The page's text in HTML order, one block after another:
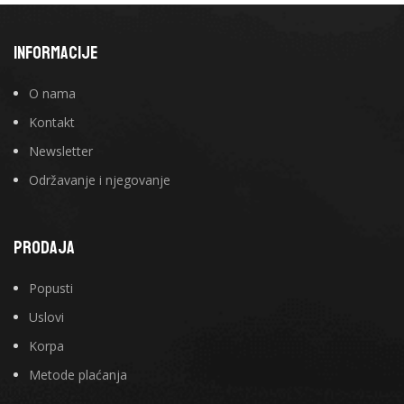
INFORMACIJE
O nama
Kontakt
Newsletter
Održavanje i njegovanje
PRODAJA
Popusti
Uslovi
Korpa
Metode plaćanja